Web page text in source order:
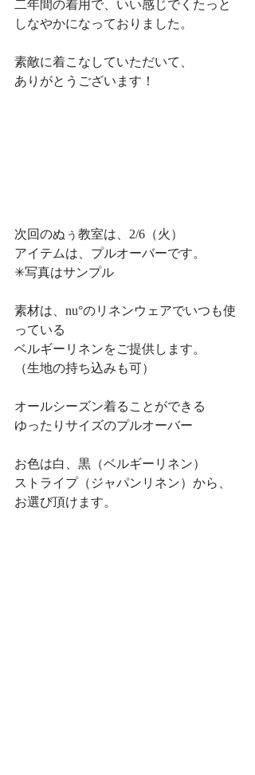
二年間の着用で、いい感じでくたっと
しなやかになっておりました。
素敵に着こなしていただいて、
ありがとうございます！
次回のぬぅ教室は、2/6（火）
アイテムは、プルオーバーです。
✳︎写真はサンプル
素材は、nu°のリネンウェアでいつも使
っている
ベルギーリネンをご提供します。
（生地の持ち込みも可）
オールシーズン着ることができる
ゆったりサイズのプルオーバー
お色は白、黒（ベルギーリネン）
ストライプ（ジャパンリネン）から、
お選び頂けます。